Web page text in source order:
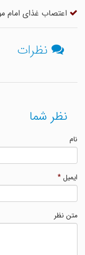
اعتصاب‌ غذای امام
نظرات
نظر شما
ایمیل*
متن نظر